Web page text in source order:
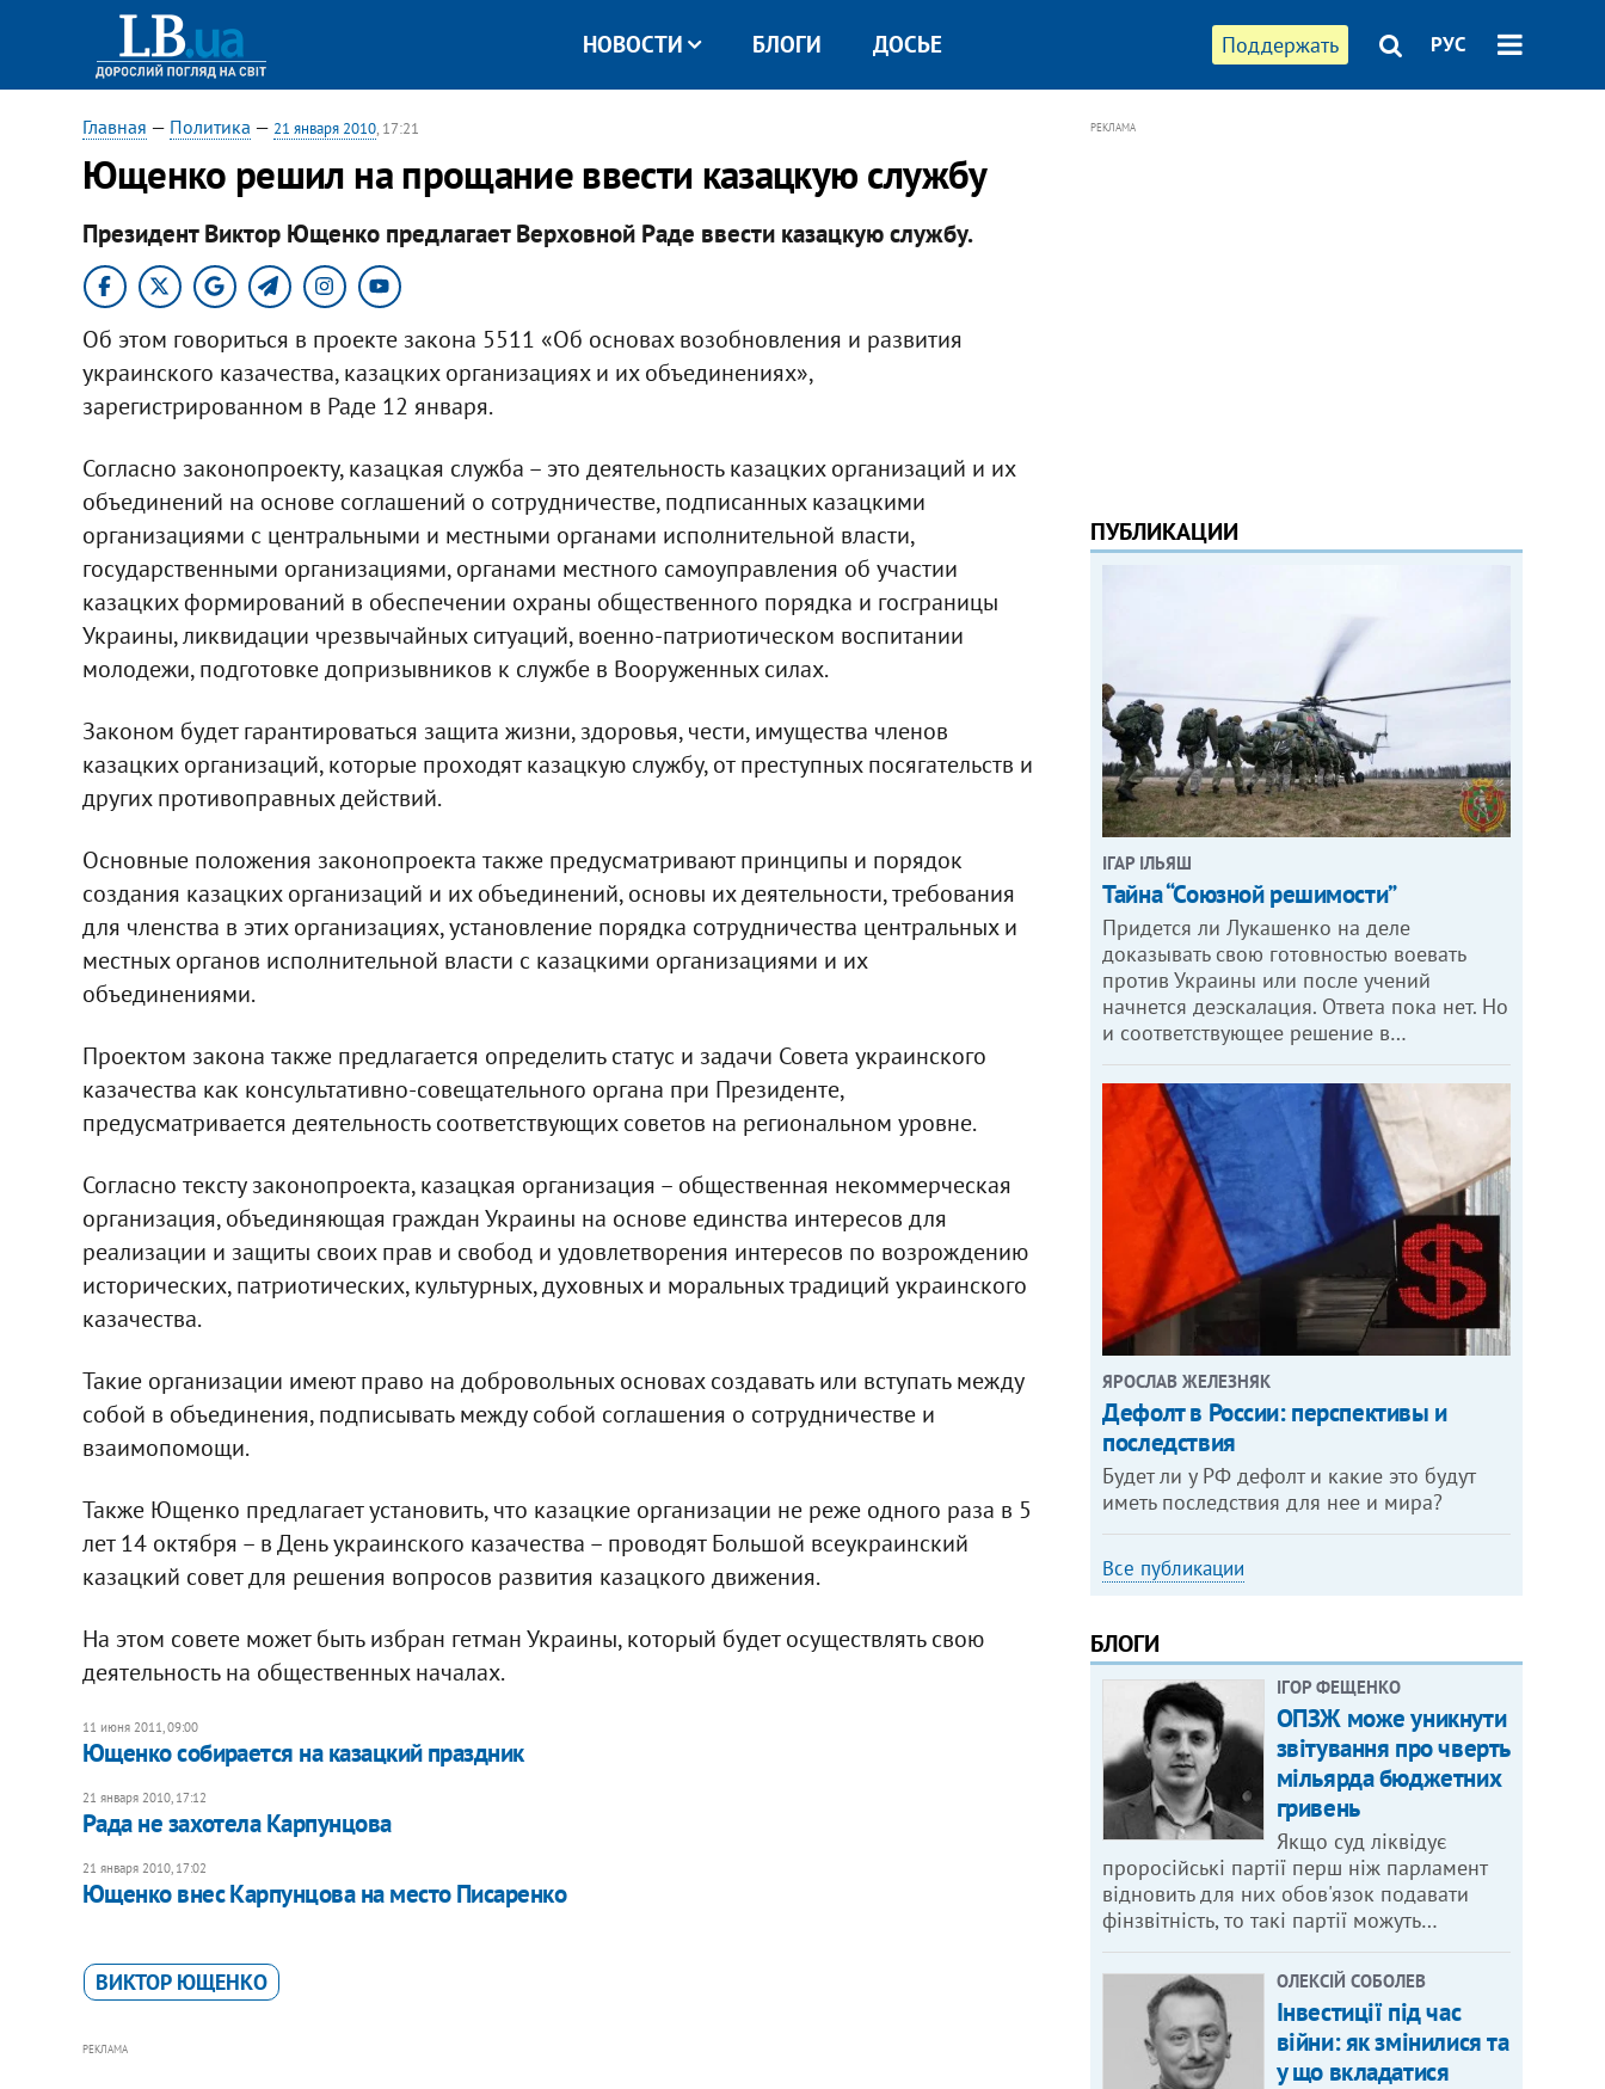
Поддержать РУС
НОВОСТИ БЛОГИ ДОСЬЕ
Главная — Политика — 21 января 2010, 17:21
Ющенко решил на прощание ввести казацкую службу
Президент Виктор Ющенко предлагает Верховной Раде ввести казацкую службу.
Об этом говориться в проекте закона 5511 «Об основах возобновления и развития
украинского казачества, казацких организациях и их объединениях»,
зарегистрированном в Раде 12 января.
Согласно законопроекту, казацкая служба – это деятельность казацких организаций и их
объединений на основе соглашений о сотрудничестве, подписанных казацкими
организациями с центральными и местными органами исполнительной власти,
государственными организациями, органами местного самоуправления об участии
казацких формирований в обеспечении охраны общественного порядка и госграницы
Украины, ликвидации чрезвычайных ситуаций, военно-патриотическом воспитании
молодежи, подготовке допризывников к службе в Вооруженных силах.
Законом будет гарантироваться защита жизни, здоровья, чести, имущества членов
казацких организаций, которые проходят казацкую службу, от преступных посягательств и
других противоправных действий.
Основные положения законопроекта также предусматривают принципы и порядок
создания казацких организаций и их объединений, основы их деятельности, требования
для членства в этих организациях, установление порядка сотрудничества центральных и
местных органов исполнительной власти с казацкими организациями и их
объединениями.
Проектом закона также предлагается определить статус и задачи Совета украинского
казачества как консультативно-совещательного органа при Президенте,
предусматривается деятельность соответствующих советов на региональном уровне.
Согласно тексту законопроекта, казацкая организация – общественная некоммерческая
организация, объединяющая граждан Украины на основе единства интересов для
реализации и защиты своих прав и свобод и удовлетворения интересов по возрождению
исторических, патриотических, культурных, духовных и моральных традиций украинского
казачества.
Такие организации имеют право на добровольных основах создавать или вступать между
собой в объединения, подписывать между собой соглашения о сотрудничестве и
взаимопомощи.
Также Ющенко предлагает установить, что казацкие организации не реже одного раза в 5
лет 14 октября – в День украинского казачества – проводят Большой всеукраинский
казацкий совет для решения вопросов развития казацкого движения.
На этом совете может быть избран гетман Украины, который будет осуществлять свою
деятельность на общественных началах.
11 июня 2011, 09:00
Ющенко собирается на казацкий праздник
21 января 2010, 17:12
Рада не захотела Карпунцова
21 января 2010, 17:02
Ющенко внес Карпунцова на место Писаренко
ВИКТОР ЮЩЕНКО
РЕКЛАМА
РЕКЛАМА
ПУБЛИКАЦИИ
ІГАР ІЛЬЯШ
Тайна “Союзной решимости”
Придется ли Лукашенко на деле
доказывать свою готовностью воевать
против Украины или после учений
начнется деэскалация. Ответа пока нет. Но
и соответствующее решение в…
ЯРОСЛАВ ЖЕЛЕЗНЯК
Дефолт в России: перспективы и
последствия
Будет ли у РФ дефолт и какие это будут
иметь последствия для нее и мира?
Все публикации
БЛОГИ
ІГОР ФЕЩЕНКО
ОПЗЖ може уникнути
звітування про чверть
мільярда бюджетних
гривень
Якщо суд ліквідує
проросійські партії перш ніж парламент
відновить для них обов'язок подавати
фінзвітність, то такі партії можуть…
ОЛЕКСІЙ СОБОЛЕВ
Інвестиції під час
війни: як змінилися та
у що вкладатися